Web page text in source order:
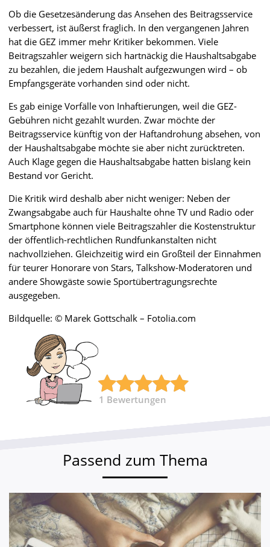
Ob die Gesetzesänderung das Ansehen des Beitragsservice
verbessert, ist äußerst fraglich. In den vergangenen Jahren
hat die GEZ immer mehr Kritiker bekommen. Viele
Beitragszahler weigern sich hartnäckig die Haushaltsabgabe
zu bezahlen, die jedem Haushalt aufgezwungen wird – ob
Empfangsgeräte vorhanden sind oder nicht.
Es gab einige Vorfälle von Inhaftierungen, weil die GEZ-
Gebühren nicht gezahlt wurden. Zwar möchte der
Beitragsservice künftig von der Haftandrohung absehen, von
der Haushaltsabgabe möchte sie aber nicht zurücktreten.
Auch Klage gegen die Haushaltsabgabe hatten bislang kein
Bestand vor Gericht.
Die Kritik wird deshalb aber nicht weniger: Neben der
Zwangsabgabe auch für Haushalte ohne TV und Radio oder
Smartphone können viele Beitragszahler die Kostenstruktur
der öffentlich-rechtlichen Rundfunkanstalten nicht
nachvollziehen. Gleichzeitig wird ein Großteil der Einnahmen
für teurer Honorare von Stars, Talkshow-Moderatoren und
andere Showgäste sowie Sportübertragungsrechte
ausgegeben.
Bildquelle: © Marek Gottschalk – Fotolia.com
1 Bewertungen
Passend zum Thema